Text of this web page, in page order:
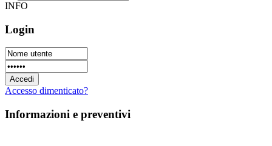
INFO
Login
Accesso dimenticato?
Informazioni e preventivi